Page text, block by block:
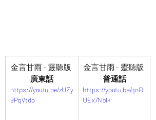
金言甘雨 - 靈聽版
廣東話
https://youtu.be/zUZy
9PqVtdo
金言甘雨 - 靈聽版
普通話
https://youtu.be/qnB
UEx7Nblk